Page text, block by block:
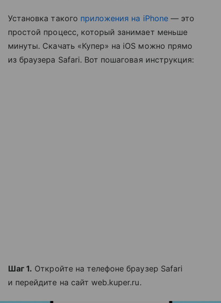
Установка такого приложения на iPhone— это
простой процесс, который занимает меньше
минуты. Скачать «Купер» на iOS можно прямо
из браузера Safari. Вот пошаговая инструкция:
Шаг 1. Откройте на телефоне браузер Safari
и перейдите на сайт web.kuper.ru.